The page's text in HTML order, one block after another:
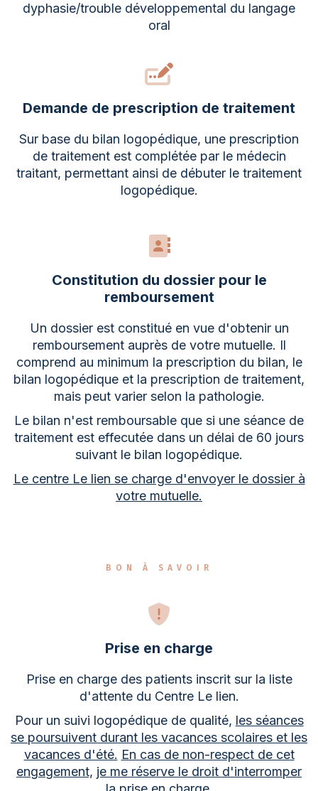
dyphasie/trouble développemental du langage
oral
Demande de prescription de traitement
Sur base du bilan logopédique, une prescription
de traitement est complétée par le médecin
traitant, permettant ainsi de débuter le traitement
logopédique.
Constitution du dossier pour le
remboursement
Un dossier est constitué en vue d'obtenir un
remboursement auprès de votre mutuelle. Il
comprend au minimum la prescription du bilan, le
bilan logopédique et la prescription de traitement,
mais peut varier selon la pathologie.
Le bilan n'est remboursable que si une séance de
traitement est effecutée dans un délai de 60 jours
suivant le bilan logopédique.
Le centre Le lien se charge d'envoyer le dossier à
votre mutuelle.
BON À SAVOIR
Prise en charge
Prise en charge des patients inscrit sur la liste
d'attente du Centre Le lien.
Pour un suivi logopédique de qualité, les séances
se poursuivent durant les vacances scolaires et les
vacances d'été. En cas de non-respect de cet
engagement, je me réserve le droit d'interromper